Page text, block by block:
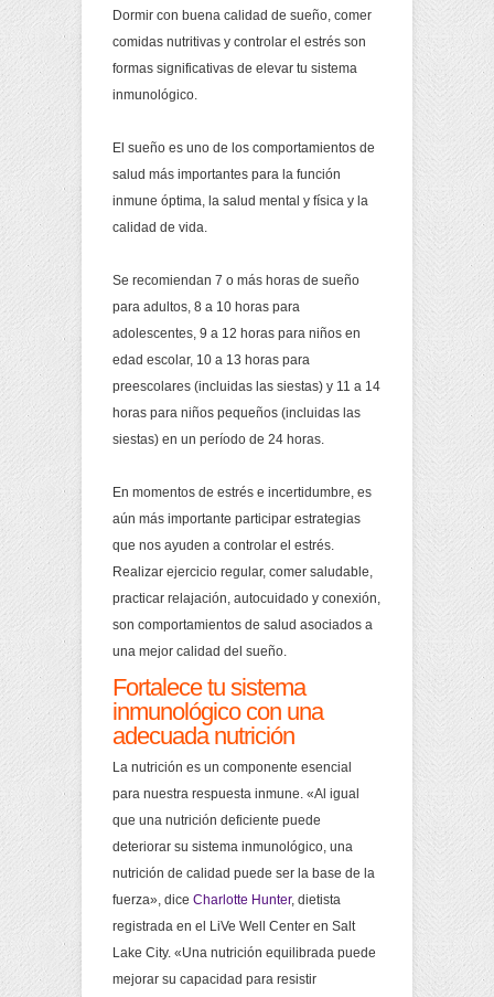
Dormir con buena calidad de sueño, comer
comidas nutritivas y controlar el estrés son
formas significativas de elevar tu sistema
inmunológico.
El sueño es uno de los comportamientos de
salud más importantes para la función
inmune óptima, la salud mental y física y la
calidad de vida.
Se recomiendan 7 o más horas de sueño
para adultos, 8 a 10 horas para
adolescentes, 9 a 12 horas para niños en
edad escolar, 10 a 13 horas para
preescolares (incluidas las siestas) y 11 a 14
horas para niños pequeños (incluidas las
siestas) en un período de 24 horas.
En momentos de estrés e incertidumbre, es
aún más importante participar estrategias
que nos ayuden a controlar el estrés.
Realizar ejercicio regular, comer saludable,
practicar relajación, autocuidado y conexión,
son comportamientos de salud asociados a
una mejor calidad del sueño.
Fortalece tu sistema
inmunológico con una
adecuada nutrición
La nutrición es un componente esencial
para nuestra respuesta inmune. «Al igual
que una nutrición deficiente puede
deteriorar su sistema inmunológico, una
nutrición de calidad puede ser la base de la
fuerza», dice Charlotte Hunter, dietista
registrada en el LiVe Well Center en Salt
Lake City. «Una nutrición equilibrada puede
mejorar su capacidad para resistir